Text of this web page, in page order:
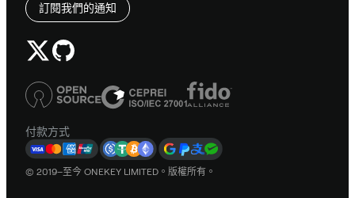
訂閱我們的通知
付款方式
© 2019–至今 ONEKEY LIMITED。版權所有。